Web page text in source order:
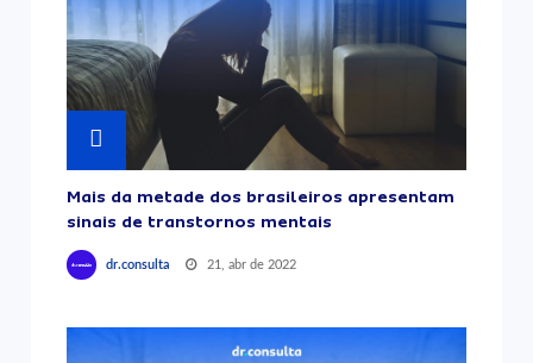
Mais da metade dos brasileiros apresentam
sinais de transtornos mentais
dr.consulta 21, abr de 2022